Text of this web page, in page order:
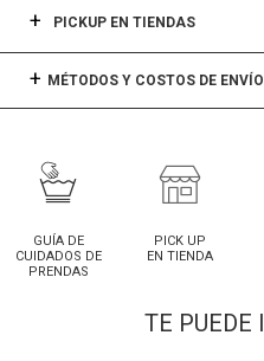
PICKUP EN TIENDAS
MÉTODOS Y COSTOS DE ENVÍO
GUÍA DE
CUIDADOS DE
PRENDAS
PICK UP
EN TIENDA
TE PUEDE